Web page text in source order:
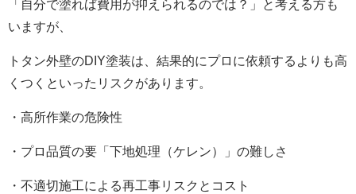
「自分で塗れば費用が抑えられるのでは？」と考える方も
いますが、
トタン外壁のDIY塗装は、結果的にプロに依頼するよりも高
くつくといったリスクがあります。
・高所作業の危険性
・プロ品質の要「下地処理（ケレン）」の難しさ
・不適切施工による再工事リスクとコスト